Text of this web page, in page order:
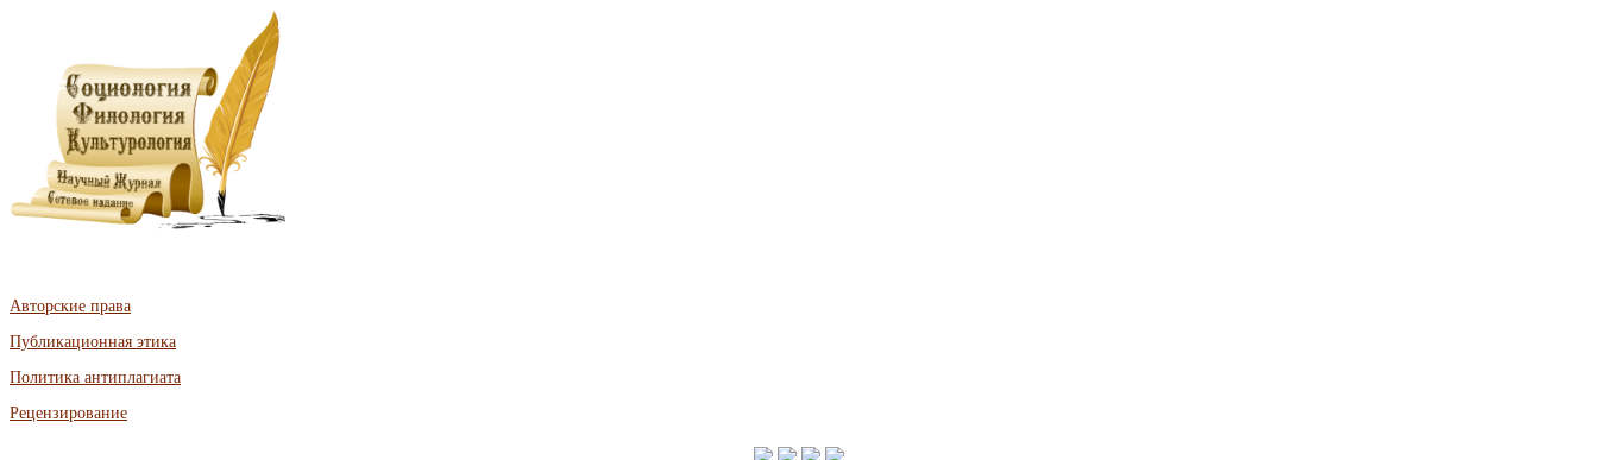
Авторские права
Публикационная этика
Политика антиплагиата
Рецензирование